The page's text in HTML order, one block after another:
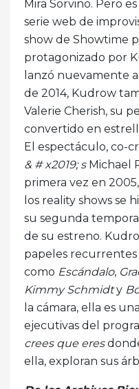
Mira Sorvino. Pero es
serie web de
show de Showtime
protagonizado por
lanzó nuevamente
de 2014, Kudrow
Valerie Cherish, su
convertido en
El espectáculo, co-
& # x2019; sMichael
primera vez en
los reality shows se
su segunda
de su estreno.
papeles recurrentes
como Escándalo,
Kimmy Schmidty
la cámara, ella es
ejecutivas del
crees que eres
ella, exploran sus